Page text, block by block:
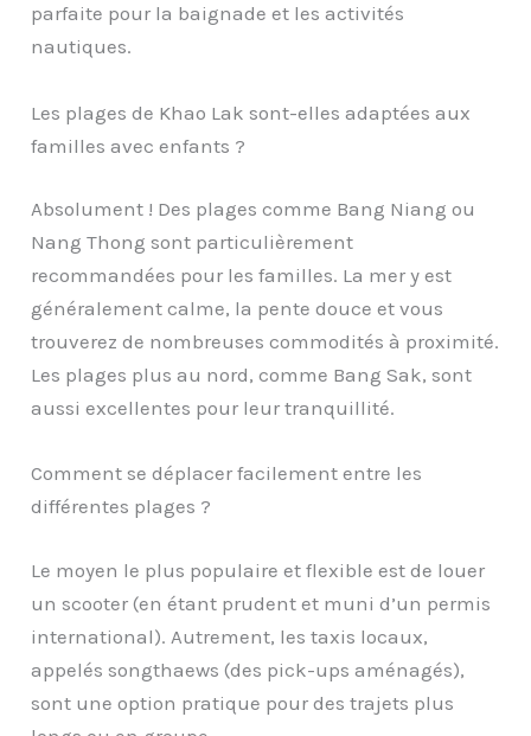
parfaite pour la baignade et les activités
nautiques.
Les plages de Khao Lak sont-elles adaptées aux
familles avec enfants ?
Absolument ! Des plages comme Bang Niang ou
Nang Thong sont particulièrement
recommandées pour les familles. La mer y est
généralement calme, la pente douce et vous
trouverez de nombreuses commodités à proximité.
Les plages plus au nord, comme Bang Sak, sont
aussi excellentes pour leur tranquillité.
Comment se déplacer facilement entre les
différentes plages ?
Le moyen le plus populaire et flexible est de louer
un scooter (en étant prudent et muni d’un permis
international). Autrement, les taxis locaux,
appelés songthaews (des pick-ups aménagés),
sont une option pratique pour des trajets plus